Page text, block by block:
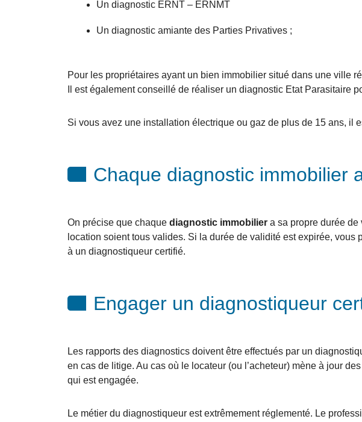
Un diagnostic ERNT – ERNMT
Un diagnostic amiante des Parties Privatives ;
Pour les propriétaires ayant un bien immobilier situé dans une ville
Il est également conseillé de réaliser un diagnostic Etat Parasitaire
Si vous avez une installation électrique ou gaz de plus de 15 ans, il
Chaque diagnostic immobilier
On précise que chaque diagnostic immobilier a sa propre durée de
location soient tous valides. Si la durée de validité est expirée, vous
à un diagnostiqueur certifié.
Engager un diagnostiqueur
Les rapports des diagnostics doivent être effectués par un
en cas de litige. Au cas où le locateur (ou l’acheteur) mène à jour
qui est engagée.
Le métier du diagnostiqueur est extrêmement réglementé. Le